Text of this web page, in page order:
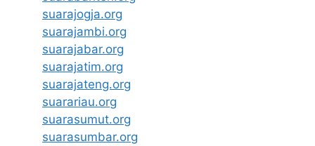
suarajogja.org
suarajambi.org
suarajabar.org
suarajatim.org
suarajateng.org
suarariau.org
suarasumut.org
suarasumbar.org